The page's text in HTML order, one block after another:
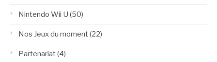
Nintendo Wii U (50)
Nos Jeux du moment(22)
Partenariat(4)